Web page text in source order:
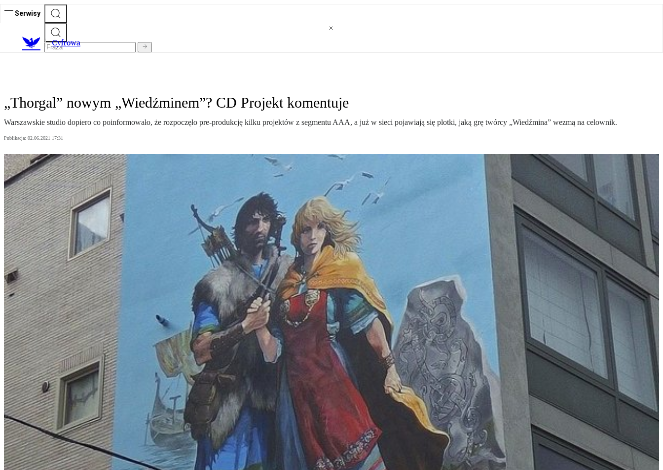
Serwisy
Cyfrowa
„Thorgal” nowym „Wiedźminem”? CD Projekt komentuje
Warszawskie studio dopiero co poinformowało, że rozpoczęło pre-produkcję kilku projektów z segmentu AAA, a już w sieci pojawiają się plotki, jaką grę twórcy „Wiedźmina” wezmą na celownik.
Publikacja: 02.06.2021 17:31